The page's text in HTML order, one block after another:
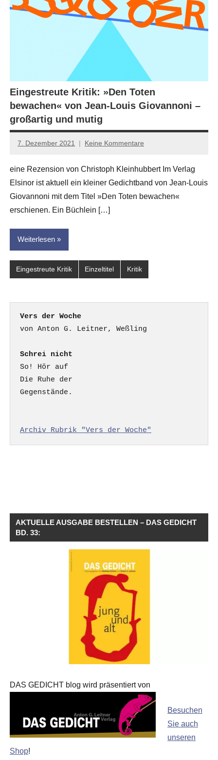
Eingestreute Kritik: »Den Toten
bewachen« von Jean-Louis Giovannoni –
großartig und mutig
7. Dezember 2021
Jan-
Hornauer
für
dasgedichtblog
Keine Kommentare
eine Rezension von Christoph Kleinhubbert Im Verlag
Elsinor ist aktuell ein kleiner Gedichtband von Jean-Louis
Giovannoni mit dem Titel »Den Toten bewachen«
erschienen. Ein Büchlein […]
Weiterlesen
Eingestreute Kritik Einzeltitel Kritik
Vers der Woche
Schrei nicht
So! Hör auf
Die Ruhe der
Gegenstände.
Archiv Rubrik "Vers der Woche"
AKTUELLE AUSGABE BESTELLEN – DAS GEDICHT
BD. 33:
DAS GEDICHT blog wird präsentiert von
Besuchen
Sie auch
unseren
Shop!